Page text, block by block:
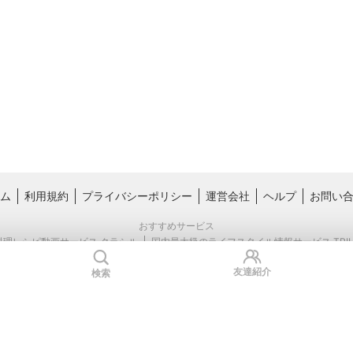
利用規約 プライバシーポリシー 運営会社 ヘルプ お問い
おすすめサービス
理レシピ動画サービス クラシル
国内最大級のライフスタイル情報サービス
Copyright © Kurashiru, inc.
検索 友達紹介